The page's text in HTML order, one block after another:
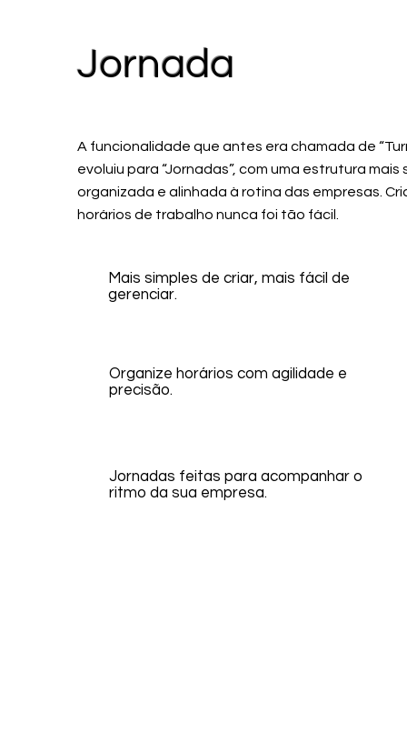
Jornada
A funcionalidade que antes era chamada de
evoluiu para “Jornadas”, com uma estrutura mais
organizada e alinhada à rotina das empresas.
horários de trabalho nunca foi tão fácil.
Mais simples de criar, mais fácil de
gerenciar.
Organize horários com agilidade e
precisão.
Jornadas feitas para acompanhar o
ritmo da sua empresa.